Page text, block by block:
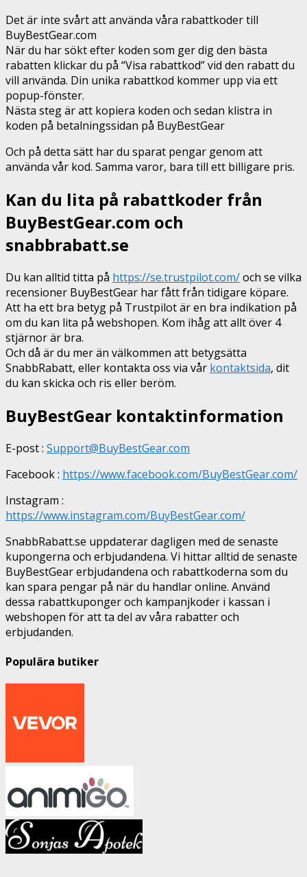
Det är inte svårt att använda våra rabattkoder till
BuyBestGear.com
När du har sökt efter koden som ger dig den bästa
rabatten klickar du på “Visa rabattkod” vid den rabatt du
vill använda. Din unika rabattkod kommer upp via ett
popup-fönster.
Nästa steg är att kopiera koden och sedan klistra in
koden på betalningssidan på BuyBestGear
Och på detta sätt har du sparat pengar genom att
använda vår kod. Samma varor, bara till ett billigare pris.
Kan du lita på rabattkoder från
BuyBestGear.com och
snabbrabatt.se
Du kan alltid titta på https://se.trustpilot.com/och se vilka
recensioner BuyBestGear har fått från tidigare köpare.
Att ha ett bra betyg på Trustpilot är en bra indikation på
om du kan lita på webshopen. Kom ihåg att allt över 4
stjärnor är bra.
Och då är du mer än välkommen att betygsätta
SnabbRabatt, eller kontakta oss via vår kontaktsida, dit
du kan skicka och ris eller beröm.
BuyBestGear kontaktinformation
E-post : Support@BuyBestGear.com
Facebook : https://www.facebook.com/BuyBestGear.com/
Instagram :
https://www.instagram.com/BuyBestGear.com/
SnabbRabatt.se uppdaterar dagligen med de senaste
kupongerna och erbjudandena. Vi hittar alltid de senaste
BuyBestGear erbjudandena och rabattkoderna som du
kan spara pengar på när du handlar online. Använd
dessa rabattkuponger och kampanjkoder i kassan i
webshopen för att ta del av våra rabatter och
erbjudanden.
Populära butiker